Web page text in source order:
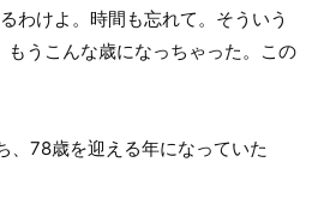
わけよ。時間も忘れて。そういう
うこんな歳になっちゃった。この
78歳を迎える年になっていた